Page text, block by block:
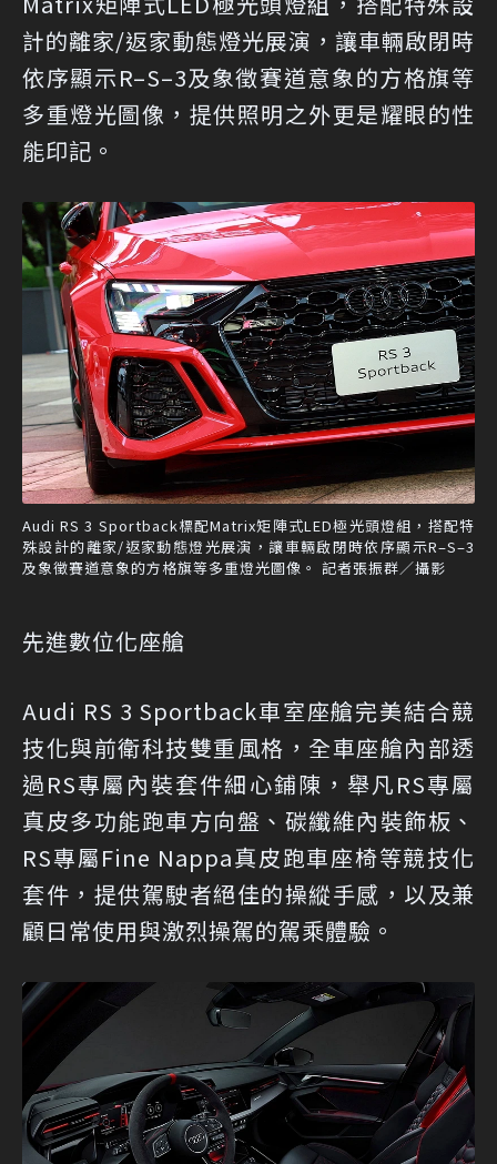
計的離家/返家動態燈光展演，讓車輛啟閉時
依序顯示R–S–3及象徵賽道意象的方格旗等
多重燈光圖像，提供照明之外更是耀眼的性
能印記。
Audi RS 3 Sportback標配Matrix矩陣式LED極光頭燈組，搭配特
殊設計的離家/返家動態燈光展演，讓車輛啟閉時依序顯示R–S–3
及象徵賽道意象的方格旗等多重燈光圖像。 記者張振群／攝影
先進數位化座艙
Audi RS 3 Sportback車室座艙完美結合競
技化與前衛科技雙重風格，全車座艙內部透
過RS專屬內裝套件細心鋪陳，舉凡RS專屬
真皮多功能跑車方向盤、碳纖維內裝飾板、
RS專屬Fine Nappa真皮跑車座椅等競技化
套件，提供駕駛者絕佳的操縱手感，以及兼
顧日常使用與激烈操駕的駕乘體驗。